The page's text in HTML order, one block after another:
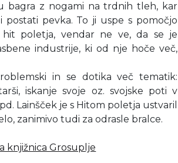
bagra z nogami na trdnih tleh, kar
postati pevka. To ji uspe s pomočjo
hit poletja, vendar ne ve, da se je
industrije, ki od nje hoče več,
in se dotika več tematik:
iskanje svoje oz. svojske poti v
Lainšček je s Hitom poletja ustvaril
zanimivo tudi za odrasle bralce.
knjižnica Grosuplje